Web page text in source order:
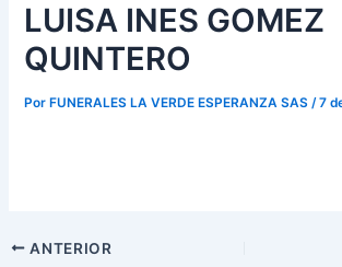
LUISA INES GOMEZ
QUINTERO
Por FUNERALES LA VERDE ESPERANZA SAS/7
ANTERIOR